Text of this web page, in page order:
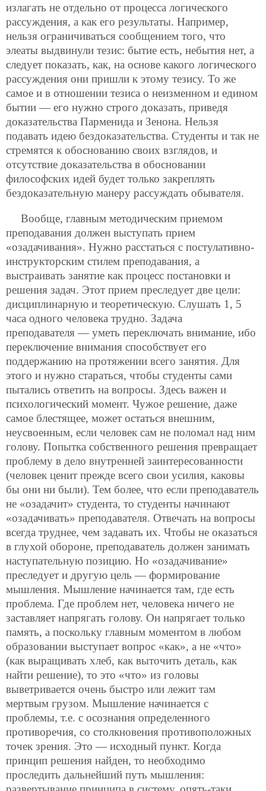
излагать не отдельно от процесса логического
рассуждения, а как его результаты. Например,
нельзя ограничиваться сообщением того, что
элеаты выдвинули тезис: бытие есть, небытия нет, а
следует показать, как, на основе какого логического
рассуждения они пришли к этому тезису. То же
самое и в отношении тезиса о неизменном и едином
бытии — его нужно строго доказать, приведя
доказательства Парменида и Зенона. Нельзя
подавать идею бездоказательства. Студенты и так не
стремятся к обоснованию своих взглядов, и
отсутствие доказательства в обосновании
философских идей будет только закреплять
бездоказательную манеру рассуждать обывателя.
Вообще, главным методическим приемом
преподавания должен выступать прием
«озадачивания». Нужно расстаться с постулативно-
инструкторским стилем преподавания, а
выстраивать занятие как процесс постановки и
решения задач. Этот прием преследует две цели:
дисциплинарную и теоретическую. Слушать 1, 5
часа одного человека трудно. Задача
преподавателя — уметь переключать внимание, ибо
переключение внимания способствует его
поддержанию на протяжении всего занятия. Для
этого и нужно стараться, чтобы студенты сами
пытались ответить на вопросы. Здесь важен и
психологический момент. Чужое решение, даже
самое блестящее, может остаться внешним,
неусвоенным, если человек сам не поломал над ним
голову. Попытка собственного решения превращает
проблему в дело внутренней заинтересованности
(человек ценит прежде всего свои усилия, каковы
бы они ни были). Тем более, что если преподаватель
не «озадачит» студента, то студенты начинают
«озадачивать» преподавателя. Отвечать на вопросы
всегда труднее, чем задавать их. Чтобы не оказаться
в глухой обороне, преподаватель должен занимать
наступательную позицию. Но «озадачивание»
преследует и другую цель — формирование
мышления. Мышление начинается там, где есть
проблема. Где проблем нет, человека ничего не
заставляет напрягать голову. Он напрягает только
память, а поскольку главным моментом в любом
образовании выступает вопрос «как», а не «что»
(как выращивать хлеб, как выточить деталь, как
найти решение), то это «что» из головы
выветривается очень быстро или лежит там
мертвым грузом. Мышление начинается с
проблемы, т.е. с осознания определенного
противоречия, со столкновения противоположных
точек зрения. Это — исходный пункт. Когда
принцип решения найден, то необходимо
проследить дальнейший путь мышления: